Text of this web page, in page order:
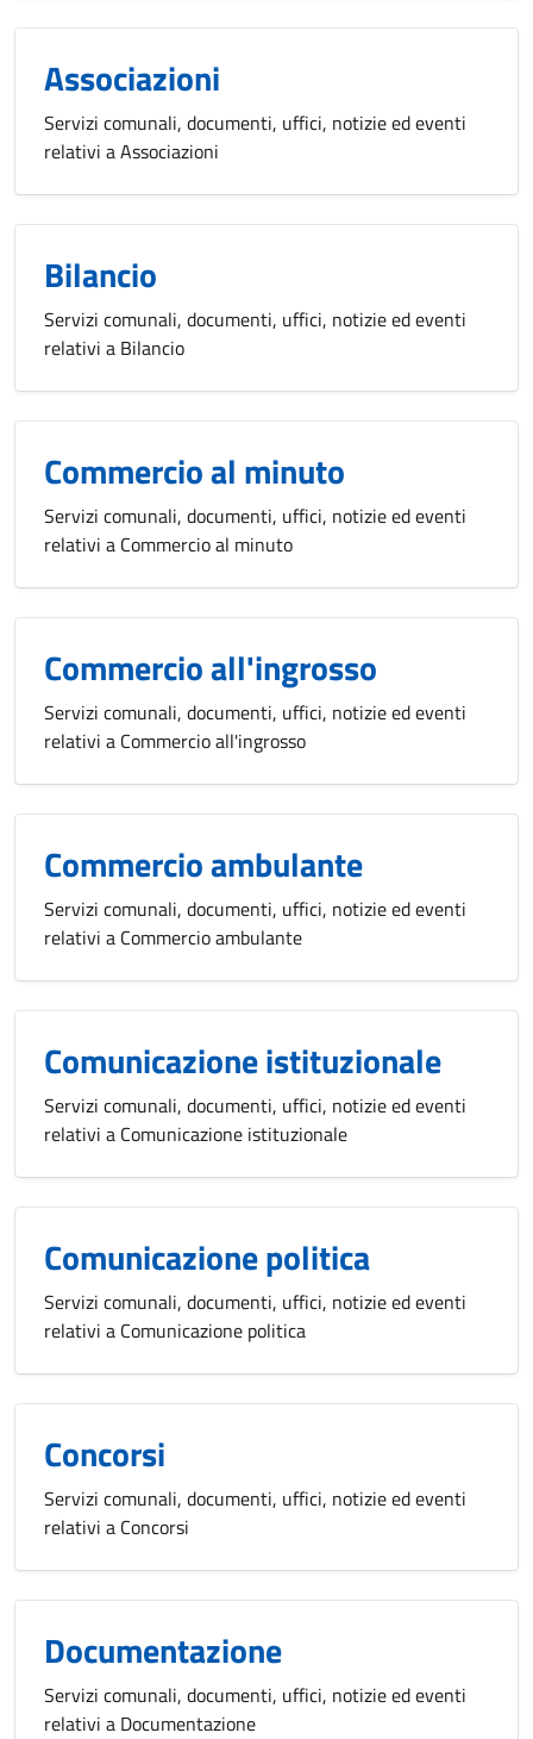
Associazioni
Servizi comunali, documenti, uffici, notizie ed eventi
relativi a Associazioni
Bilancio
Servizi comunali, documenti, uffici, notizie ed eventi
relativi a Bilancio
Commercio al minuto
Servizi comunali, documenti, uffici, notizie ed eventi
relativi a Commercio al minuto
Commercio all'ingrosso
Servizi comunali, documenti, uffici, notizie ed eventi
relativi a Commercio all'ingrosso
Commercio ambulante
Servizi comunali, documenti, uffici, notizie ed eventi
relativi a Commercio ambulante
Comunicazione istituzionale
Servizi comunali, documenti, uffici, notizie ed eventi
relativi a Comunicazione istituzionale
Comunicazione politica
Servizi comunali, documenti, uffici, notizie ed eventi
relativi a Comunicazione politica
Concorsi
Servizi comunali, documenti, uffici, notizie ed eventi
relativi a Concorsi
Documentazione
Servizi comunali, documenti, uffici, notizie ed eventi
relativi a Documentazione